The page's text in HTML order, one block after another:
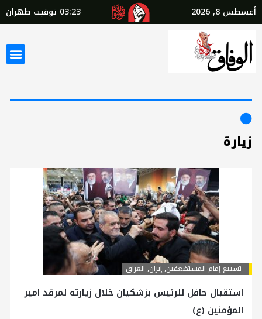
أغسطس 8, 2026 03:23 توقيت طهران
زيارة
تشييع إمام المستضعفين,إيران, العراق
استقبال حافل للرئيس بزشكيان خلال زيارته لمرقد امير
المؤمنين (ع)